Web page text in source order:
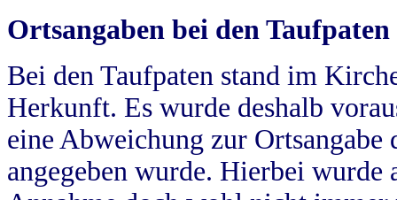
Ortsangaben bei den Taufpaten
Bei den Taufpaten stand im
Herkunft. Es wurde deshalb
eine Abweichung zur
angegeben wurde. Hierbei wurde